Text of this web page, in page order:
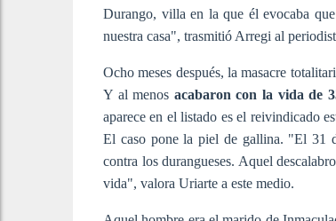
Durango, villa en la que él evocaba
nuestra casa", trasmitió Arregi al
Ocho meses después, la masacre
Y al menos acabaron con la vida de
aparece en el listado es el reivindicado
El caso pone la piel de gallina. "El 31
contra los durangueses. Aquel
vida", valora Uriarte a este medio.